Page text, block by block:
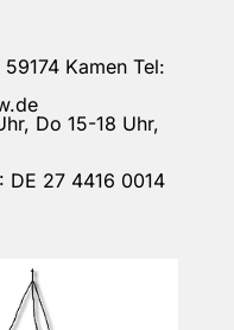
Kamen Tel:
Do 15-18 Uhr,
DE 27 4416 0014